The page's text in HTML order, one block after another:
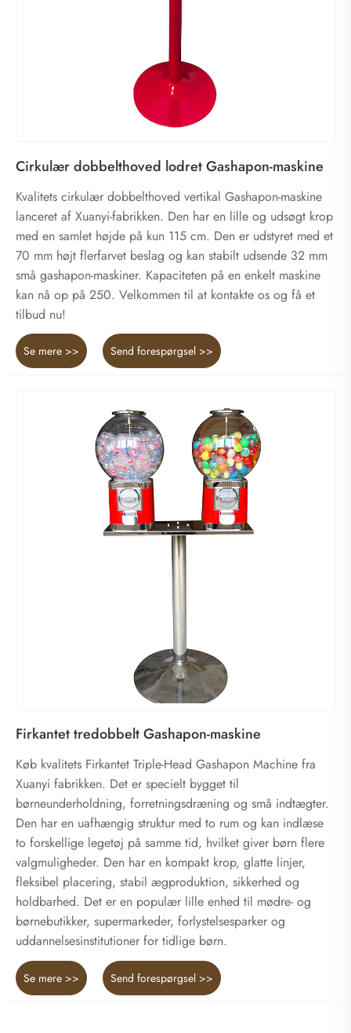
Cirkulær dobbelthoved lodret Gashapon-maskine
Kvalitets cirkulær dobbelthoved vertikal Gashapon-maskine
lanceret af Xuanyi-fabrikken. Den har en lille og udsøgt krop
med en samlet højde på kun 115 cm. Den er udstyret med et
70 mm højt flerfarvet beslag og kan stabilt udsende 32 mm
små gashapon-maskiner. Kapaciteten på en enkelt maskine
kan nå op på 250. Velkommen til at kontakte os og få et
tilbud nu!
Se mere >> Send forespørgsel >>
Firkantet tredobbelt Gashapon-maskine
Køb kvalitets Firkantet Triple-Head Gashapon Machine fra
Xuanyi fabrikken. Det er specielt bygget til
børneunderholdning, forretningsdræning og små indtægter.
Den har en uafhængig struktur med to rum og kan indlæse
to forskellige legetøj på samme tid, hvilket giver børn flere
valgmuligheder. Den har en kompakt krop, glatte linjer,
fleksibel placering, stabil ægproduktion, sikkerhed og
holdbarhed. Det er en populær lille enhed til mødre- og
børnebutikker, supermarkeder, forlystelsesparker og
uddannelsesinstitutioner for tidlige børn.
Se mere >> Send forespørgsel >>